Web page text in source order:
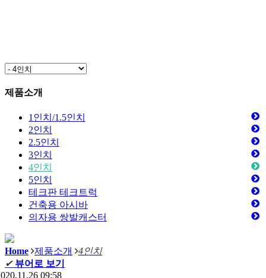
제품소개
1인치/1.5인치
2인치
2.5인치
3인치
4인치
5인치
테크판 테크트럭
건축용 아시바
의자용 쌍발캐스터
Home 제품소개
4인치
✔ 뷰어로 보기
09:58